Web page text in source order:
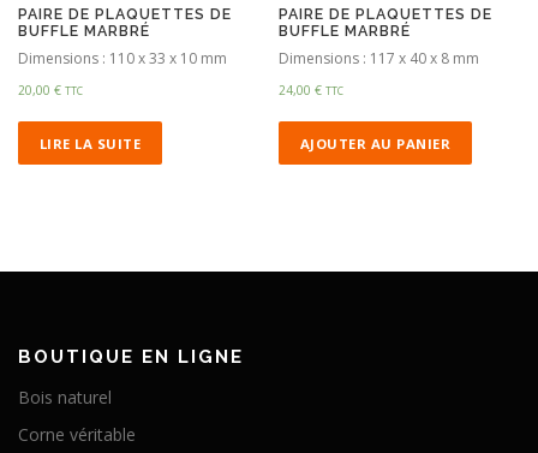
PAIRE DE PLAQUETTES DE
BUFFLE MARBRÉ
Dimensions : 110 x 33 x 10 mm
20,00 € TTC
LIRE LA SUITE
PAIRE DE PLAQUETTES DE
BUFFLE MARBRÉ
Dimensions : 117 x 40 x 8 mm
24,00€ TTC
AJOUTER AU PANIER
BOUTIQUE EN LIGNE
Bois naturel
Corne véritable